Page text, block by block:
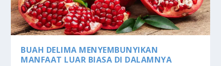
BUAH DELIMA MENYEMBUNYIKAN
MANFAAT LUAR BIASA DI DALAMNYA